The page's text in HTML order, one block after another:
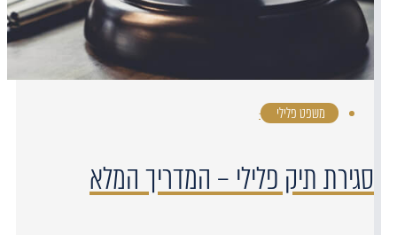
משפט פלילי ·
סגירת תיק פלילי – המדריך המלא